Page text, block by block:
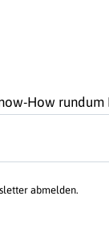
How rundum
abmelden.